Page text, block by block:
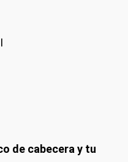
de cabecera y tu